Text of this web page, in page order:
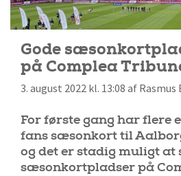
Gode
på Complea
3. august 2022 kl. 13:08 af Rasmus
For første gang har flere
fans sæsonkort til
og det er stadig muligt at
sæsonkortpladser på